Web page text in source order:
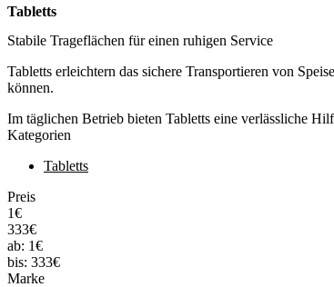
Tabletts
Stabile Trageflächen für einen ruhigen Service
Tabletts erleichtern das sichere Transportieren von
können.
Im täglichen Betrieb bieten Tabletts eine verlässliche
Kategorien
Tabletts
Preis
1€
333€
ab: 1€
bis: 333€
Marke